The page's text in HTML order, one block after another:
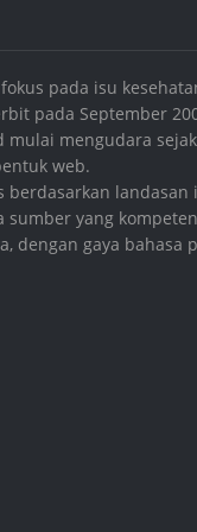
pada isu
pada September
mengudara
web.
berdasarkan
yang
dengan gaya bahasa